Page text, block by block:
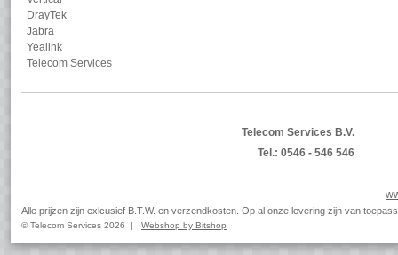
DrayTek
Jabra
Yealink
Telecom Services
Telecom Services B.V.
Tel.: 0546 - 546 546
Alle prijzen zijn exlcusief B.T.W. en verzendkosten. Op al onze levering zijn van
© Telecom Services 2026 | Webshop by Bitshop